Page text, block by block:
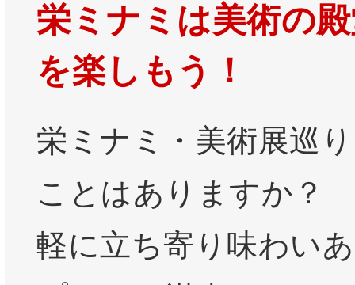
栄ミナミは美術の
を楽しもう！
栄ミナミ・美術展巡
ことはありますか？
軽に立ち寄り味わい